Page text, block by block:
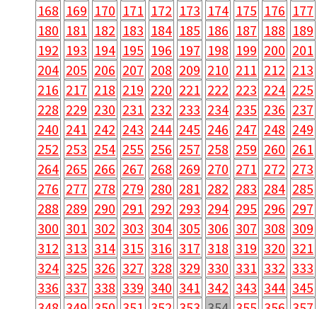
168 169 170 171 172 173 174 175 176 177
180 181 182 183 184 185 186 187 188 189
192 193 194 195 196 197 198 199 200 201
204 205 206 207 208 209 210 211 212 213
216 217 218 219 220 221 222 223 224 225
228 229 230 231 232 233 234 235 236 237
240 241 242 243 244 245 246 247 248 249
252 253 254 255 256 257 258 259 260 261
264 265 266 267 268 269 270 271 272 273
276 277 278 279 280 281 282 283 284 285
288 289 290 291 292 293 294 295 296 297
300 301 302 303 304 305 306 307 308 309
312 313 314 315 316 317 318 319 320 321
324 325 326 327 328 329 330 331 332 333
336 337 338 339 340 341 342 343 344 345